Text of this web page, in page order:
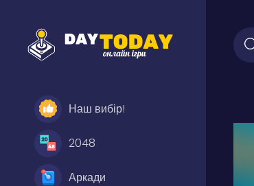
Наш вибір!
2048
Аркади